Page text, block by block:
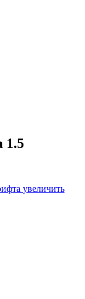
1.5
увеличить